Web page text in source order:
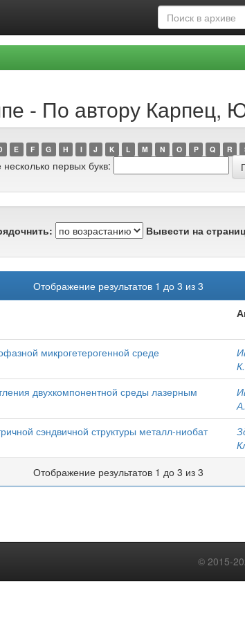
- По автору Карпец,
E F G H I J K L M N O P Q R
несколько первых букв:
Вывести на
Отображение результатов 1 до 3 из 3
микрогетерогенной среде
двухкомпонентной среды лазерным
сэндвичной структуры металл-ниобат
Отображение результатов 1 до 3 из 3
© 2015-